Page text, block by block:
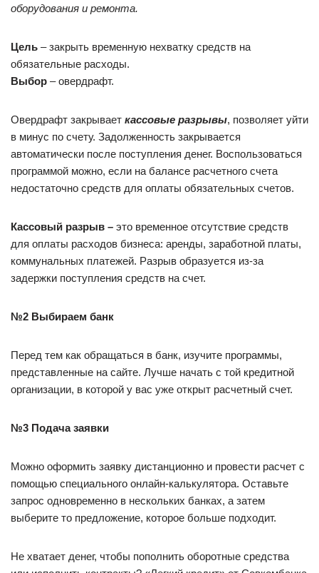
оборудования и ремонта.
Цель – закрыть временную нехватку средств на
обязательные расходы.
Выбор – овердрафт.
Овердрафт закрывает кассовые разрывы, позволяет уйти
в минус по счету. Задолженность закрывается
автоматически после поступления денег. Воспользоваться
программой можно, если на балансе расчетного счета
недостаточно средств для оплаты обязательных счетов.
Кассовый разрыв – это временное отсутствие средств
для оплаты расходов бизнеса: аренды, заработной платы,
коммунальных платежей. Разрыв образуется из-за
задержки поступления средств на счет.
№2 Выбираем банк
Перед тем как обращаться в банк, изучите программы,
представленные на сайте. Лучше начать с той кредитной
организации, в которой у вас уже открыт расчетный счет.
№3 Подача заявки
Можно оформить заявку дистанционно и провести расчет с
помощью специального онлайн-калькулятора. Оставьте
запрос одновременно в нескольких банках, а затем
выберите то предложение, которое больше подходит.
Не хватает денег, чтобы пополнить оборотные средства